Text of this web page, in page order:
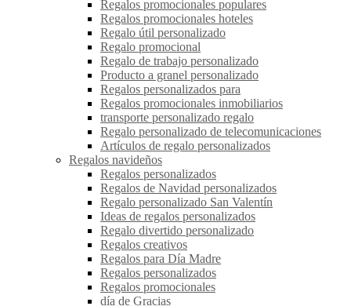
Regalos promocionales populares
Regalos promocionales hoteles
Regalo útil personalizado
Regalo promocional
Regalo de trabajo personalizado
Producto a granel personalizado
Regalos personalizados para
Regalos promocionales inmobiliarios
transporte personalizado regalo
Regalo personalizado de telecomunicaciones
Artículos de regalo personalizados
Regalos navideños
Regalos personalizados
Regalos de Navidad personalizados
Regalo personalizado San Valentín
Ideas de regalos personalizados
Regalo divertido personalizado
Regalos creativos
Regalos para Día Madre
Regalos personalizados
Regalos promocionales
día de Gracias